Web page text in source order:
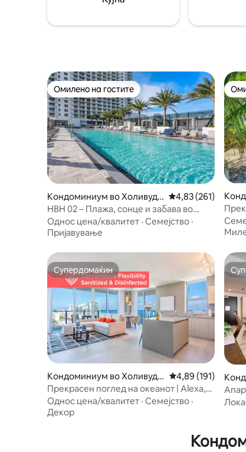
Омилено на гостите
Омилено на гостите
Кондоминиум во Холивуд
Бич
Просечна оцена:
4,83 (261)
HBH 02 – Плажа, сонце и забава во
Холивуд, Флорида
Однос цена/квалитет · Семејство ·
Пријавување
Бич
над
и
Супердомаќин
Супердомаќин
Кондоминиум во Холивуд Б
ич
Просечна оцена:
4,89 (191)
Прекрасен поглед на океанот | Alexa,
SmartTV, 100Mbps
Однос цена/квалитет · Семејство ·
Декор
ич